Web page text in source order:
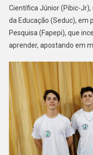
Científica Júnior (Pibic-
da Educação (Seduc), em
Pesquisa (Fapepi), que
aprender, apostando em